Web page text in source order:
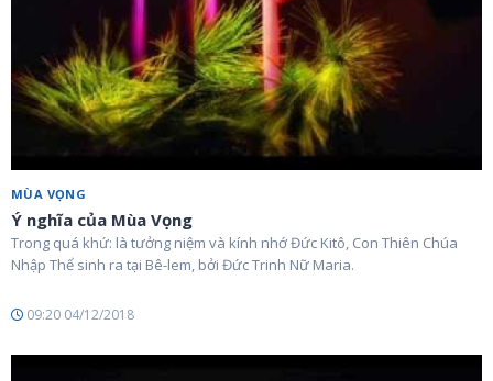
MÙA VỌNG
Ý nghĩa của Mùa Vọng
Trong quá khứ: là tưởng niệm và kính nhớ Đức Kitô, Con Thiên Chúa
Nhập Thể sinh ra tại Bê-lem, bởi Đức Trinh Nữ Maria.
09:20 04/12/2018